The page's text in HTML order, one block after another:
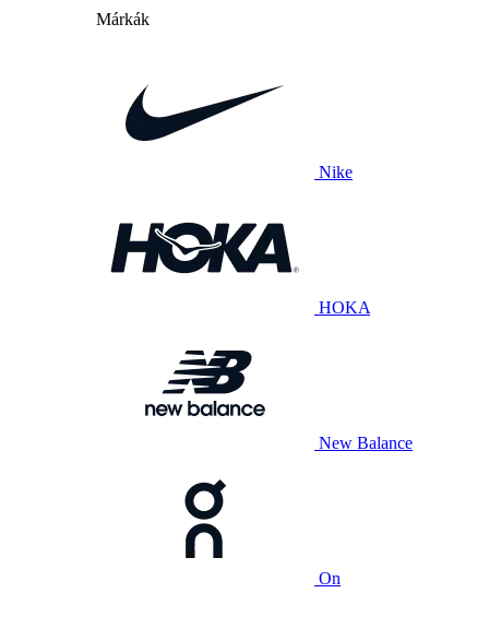
Márkák
Nike
HOKA
New Balance
On